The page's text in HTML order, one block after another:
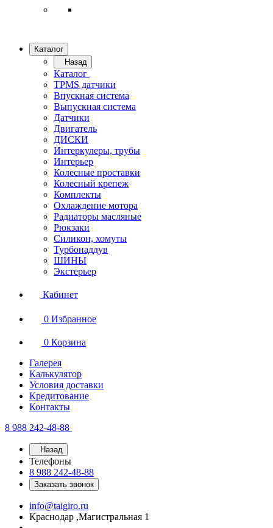
Каталог
Назад
Каталог
TPMS датчики
Впускная система
Выпускная система
Датчики
Двигатель
ДИСКИ
Интеркулеры, трубы
Интерьер
Колесные проставки
Колесный крепеж
Комплекты
Охлаждение мотора
Радиаторы масляные
Рюкзаки
Силикон, хомуты
Турбонаддув
ШИНЫ
Экстерьер
Кабинет
0 Избранное
0 Корзина
Галерея
Калькулятор
Условия доставки
Кредитование
Контакты
8 988 242-48-88
Назад
Телефоны
8 988 242-48-88
Заказать звонок
info@taigiro.ru
Краснодар ,Магистральная 1